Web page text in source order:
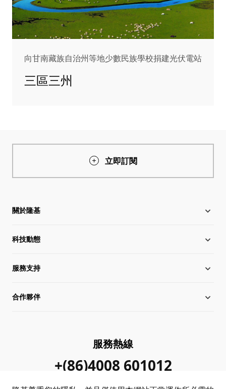
三區三州
向甘南藏族自治州等地少數民族學校捐建光伏電站
立即訂閱
關於隆基
關於隆基
全球化布局
管理層信息
科技動態
行業動態
在線研討會
服務支持
下載中心
合作夥伴
服務熱線
+(86)4008 601012